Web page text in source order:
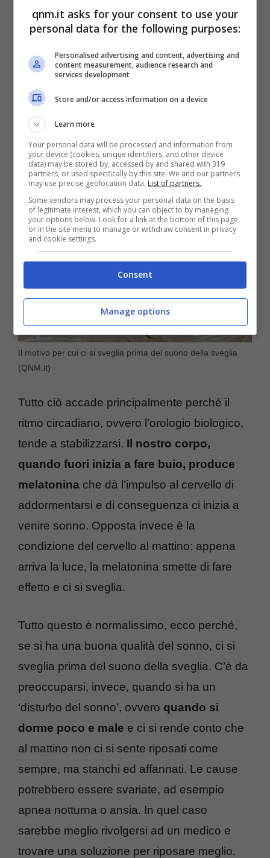
bisogno di dormire almeno tra le 7-8 ore a
notte. In caso contrario potremmo avere
un’insufficienza di sonno, ovvero potremmo
essere sempre stanchi. Se invece si riesce a
mantenere questo ritmo si avrà un riposo
perfetto e capiterà di svegliarsi prima della
Il motivo per cui ci si sveglia prima del suono della sveglia
(QNM.it)
Tutto ciò accade principalmente perché il
ritmo circadiano, ovvero l’orologio biologico,
tende a stabilizzarsi. Il nostro corpo,
quando fuori inizia a fare buio, produce
melatonina che dà l’impulso al cervello di
addormentarsi e di conseguenza ci inizia a
venire sonno. Opposta invece è la
condizione del cervello al mattino: appena
arriva la luce, la melatonina smette di fare
effetto e ci si sveglia.
Tutto questo è normalissimo, ecco perché,
se si ha una buona qualità del sonno, ci si
sveglia prima del suono della sveglia. C’è da
preoccuparsi, invece, quando si ha un
‘disturbo del sonno’, ovvero quando si
dorme poco e male e ci si rende conto che
al mattino non ci si sente riposati come
sempre, ma stanchi ed affannati. Le cause
potrebbero essere svariate, ad esempio
apnea notturna o ansia. In quel caso
sarebbe meglio rivolgersi ad un medico e
trovare una soluzione per riposare meglio.
qnm.it asks for your consent to use your
personal data for the following purposes:
Personalised advertising and content, advertising and
content measurement, audience research and
services development
Store and/or access information on a device
Learn more
Your personal data will be processed and information from
your device (cookies, unique identifiers, and other device
data) may be stored by, accessed by and shared with 319
partners, or used specifically by this site. We and our partners
may use precise geolocation data. List of partners.
Some vendors may process your personal data on the basis
of legitimate interest, which you can object to by managing
your options below. Look for a link at the bottom of this page
or in the site menu to manage or withdraw consent in privacy
and cookie settings.
Consent
Manage options